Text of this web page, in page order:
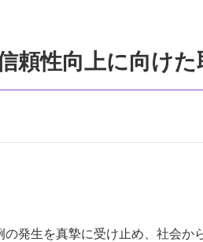
頼性向上に向けた
発⽣を真摯に受け⽌め、社会か